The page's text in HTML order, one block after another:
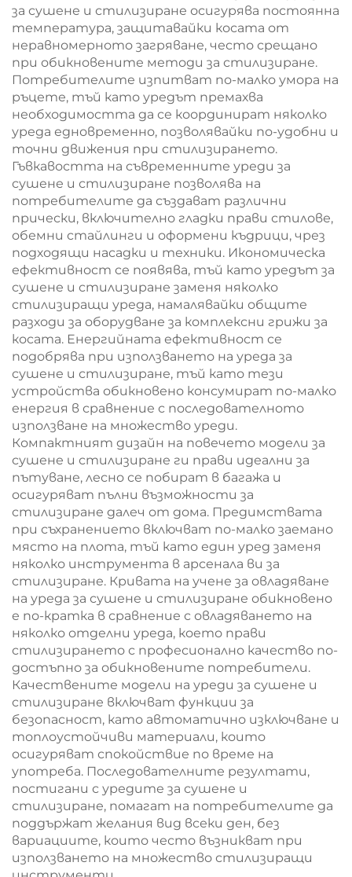
за сушене и стилизиране осигурява постоянна
температура, защитавайки косата от
неравномерното загряване, често срещано
при обикновените методи за стилизиране.
Потребителите изпитват по-малко умора на
ръцете, тъй като уредът премахва
необходимостта да се координират няколко
уреда едновременно, позволявайки по-удобни и
точни движения при стилизирането.
Гъвкавостта на съвременните уреди за
сушене и стилизиране позволява на
потребителите да създават различни
прически, включително гладки прави стилове,
обемни стайлинги и оформени къдрици, чрез
подходящи насадки и техники. Икономическа
ефективност се появява, тъй като уредът за
сушене и стилизиране заменя няколко
стилизиращи уреда, намалявайки общите
разходи за оборудване за комплексни грижи за
косата. Енергийната ефективност се
подобрява при използването на уреда за
сушене и стилизиране, тъй като тези
устройства обикновено консумират по-малко
енергия в сравнение с последователното
използване на множество уреди.
Компактният дизайн на повечето модели за
сушене и стилизиране ги прави идеални за
пътуване, лесно се побират в багажа и
осигуряват пълни възможности за
стилизиране далеч от дома. Предимствата
при съхранението включват по-малко заемано
място на плота, тъй като един уред заменя
няколко инструмента в арсенала ви за
стилизиране. Кривата на учене за овладяване
на уреда за сушене и стилизиране обикновено
е по-кратка в сравнение с овладяването на
няколко отделни уреда, което прави
стилизирането с професионално качество по-
достъпно за обикновените потребители.
Качествените модели на уреди за сушене и
стилизиране включват функции за
безопасност, като автоматично изключване и
топлоустойчиви материали, които
осигуряват спокойствие по време на
употреба. Последователните резултати,
постигани с уредите за сушене и
стилизиране, помагат на потребителите да
поддържат желания вид всеки ден, без
вариациите, които често възникват при
използването на множество стилизиращи